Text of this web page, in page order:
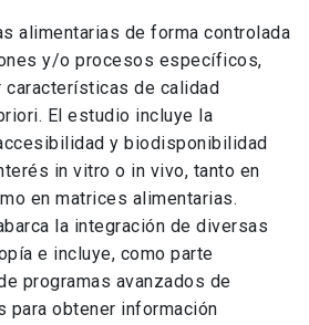
alimentarias de forma controlada
y/o procesos específicos,
de calidad
El estudio incluye la
y biodisponibilidad
in vitro o in vivo, tanto en
en matrices alimentarias.
la integración de diversas
e incluye, como parte
programas avanzados de
para obtener información